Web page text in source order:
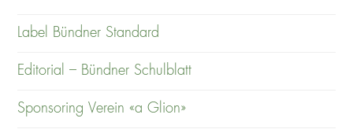
Label Bündner Standard
Editorial – Bündner Schulblatt
Sponsoring Verein «a Glion»